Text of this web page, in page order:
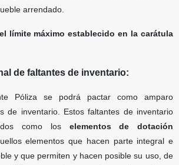
arrendado.
límite máximo establecido en la carátula
de faltantes de inventario:
Póliza se podrá pactar como amparo
de inventario. Estos faltantes de inventario
como los elementos de dotación
elementos que hacen parte integral e
y que permiten y hacen posible su uso, de